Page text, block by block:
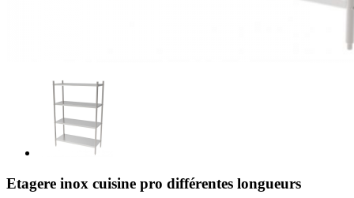
Etagere inox cuisine pro différentes longueurs